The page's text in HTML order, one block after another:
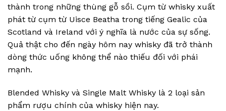
thành trong những thùng gỗ sồi. Cụm từ whisky xuất
phát từ cụm từ Uisce Beatha trong tiếng Gealic của
Scotland và Ireland với ý nghĩa là nước của sự sống.
Quả thật cho đến ngày hôm nay whisky đã trở thành
dòng thức uống không thể nào thiếu đối với phái
mạnh.
Blended Whisky và Single Malt Whisky là 2 loại sản
phẩm rượu chính của whisky hiện nay.